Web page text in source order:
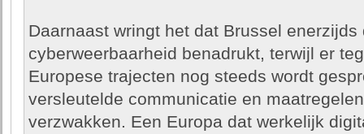
Daarnaast wringt het dat Brussel
cyberweerbaarheid benadrukt, terwijl er
Europese trajecten nog steeds wordt
versleutelde communicatie en
verzwakken. Een Europa dat werkelijk